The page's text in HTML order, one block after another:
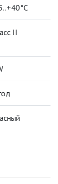
ТВ
II